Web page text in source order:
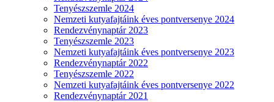
Tenyészszemle 2024
Nemzeti kutyafajtáink éves pontversenye 2024
Rendezvénynaptár 2023
Tenyészszemle 2023
Nemzeti kutyafajtáink éves pontversenye 2023
Rendezvénynaptár 2022
Tenyészszemle 2022
Nemzeti kutyafajtáink éves pontversenye 2022
Rendezvénynaptár 2021